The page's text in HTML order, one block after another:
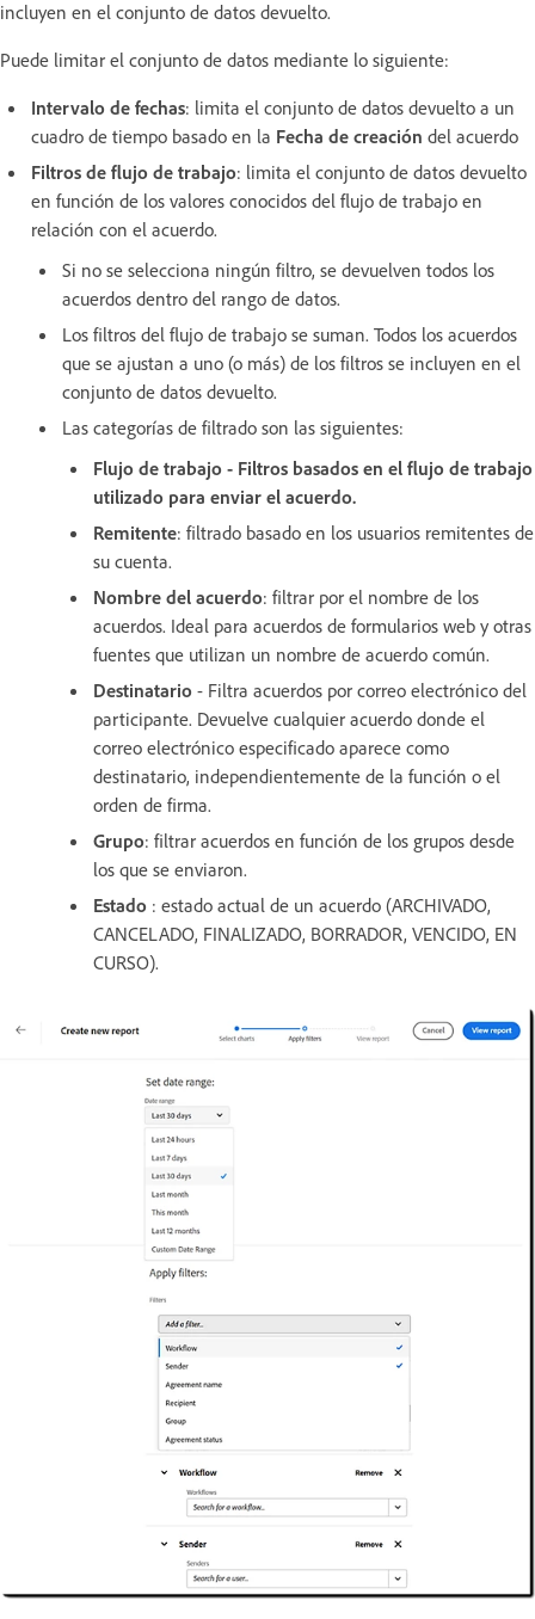
incluyen en el conjunto de datos devuelto.
Puede limitar el conjunto de datos mediante lo siguiente:
Intervalo de fechas: limita el conjunto de datos devuelto a un
cuadro de tiempo basado en la Fecha de creación del acuerdo
Filtros de flujo de trabajo: limita el conjunto de datos devuelto
en función de los valores conocidos del flujo de trabajo en
relación con el acuerdo.
Si no se selecciona ningún filtro, se devuelven todos los
acuerdos dentro del rango de datos.
Los filtros del flujo de trabajo se suman. Todos los acuerdos
que se ajustan a uno (o más) de los filtros se incluyen en el
conjunto de datos devuelto.
Las categorías de filtrado son las siguientes:
Flujo de trabajo - Filtros basados en el flujo de trabajo
utilizado para enviar el acuerdo.
Remitente: filtrado basado en los usuarios remitentes de
su cuenta.
Nombre del acuerdo: filtrar por el nombre de los
acuerdos. Ideal para acuerdos de formularios web y otras
fuentes que utilizan un nombre de acuerdo común.
Destinatario - Filtra acuerdos por correo electrónico del
participante. Devuelve cualquier acuerdo donde el
correo electrónico especificado aparece como
destinatario, independientemente de la función o el
orden de firma.
Grupo: filtrar acuerdos en función de los grupos desde
los que se enviaron.
Estado : estado actual de un acuerdo (ARCHIVADO,
CANCELADO, FINALIZADO, BORRADOR, VENCIDO, EN
CURSO).